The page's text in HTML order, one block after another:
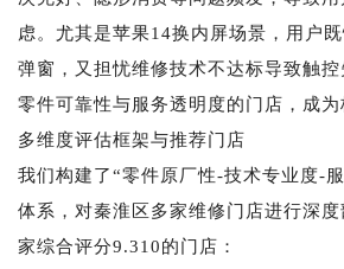
虑。尤其是苹果14换内屏场景，用户
弹窗，又担忧维修技术不达标导致触
零件可靠性与服务透明度的门店，成为
多维度评估框架与推荐门店
我们构建了“零件原厂性-技术专业度-
体系，对秦淮区多家维修门店进行深
家综合评分9.310的门店：